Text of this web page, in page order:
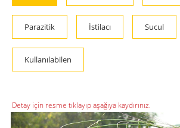
Parazitik İstilacı Sucul
Kullanılabilen
Detay için resme tıklayıp aşağıya kaydırınız.